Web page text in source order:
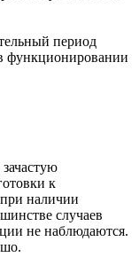
период
функционировании
к
наличии
случаев
не наблюдаются.